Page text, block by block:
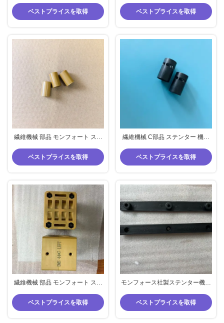
ベストプライスを取得
ルダー
ベストプライスを取得
繊維機械 部品 モンフォート ステ
黄色 樹木
ベストプライスを取得
繊維機械 C部品 ステンター 機械
み 黒色 覗き見 材料
ベストプライスを取得
繊維機械 部品 モンフォート ステ
左 右 覗き 材料
ベストプライスを取得
モンフォース社製ステンター機部
レル、ポリエステル素材、黒色、
GGM158
ベストプライスを取得